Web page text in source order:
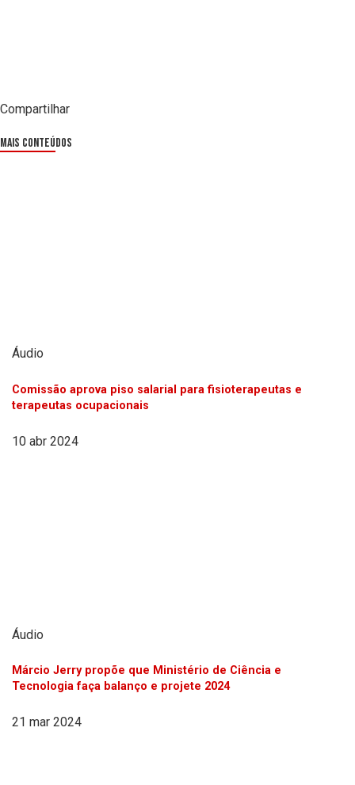
Compartilhar
Mais Conteúdos
Áudio
Comissão aprova piso salarial para fisioterapeutas e
terapeutas ocupacionais
10 abr 2024
Áudio
Márcio Jerry propõe que Ministério de Ciência e
Tecnologia faça balanço e projete 2024
21 mar 2024